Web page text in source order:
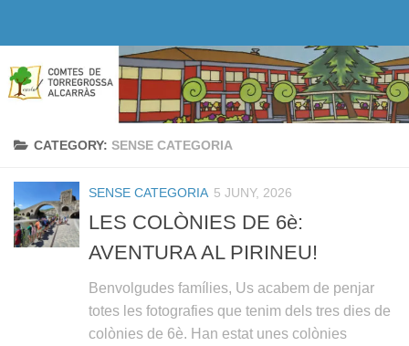
CATEGORY: SENSE CATEGORIA
SENSE CATEGORIA 5 JUNY, 2026
LES COLÒNIES DE 6è:
AVENTURA AL PIRINEU!
Benvolgudes famílies, Us acabem de penjar
totes les fotografies que tenim dels tres dies de
colònies de 6è. Han estat unes colònies